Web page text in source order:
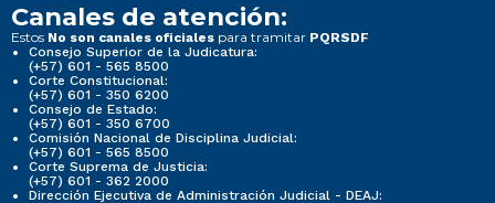
Canales de atención:
Estos No son canales oficiales para tramitar PQRSDF
Consejo Superior de la Judicatura:
(+57) 601 - 565 8500
Corte Constitucional:
(+57) 601 - 350 6200
Consejo de Estado:
(+57) 601 - 350 6700
Comisión Nacional de Disciplina Judicial:
(+57) 601 - 565 8500
Corte Suprema de Justicia:
(+57) 601 - 362 2000
Dirección Ejecutiva de Administración Judicial - DEAJ: